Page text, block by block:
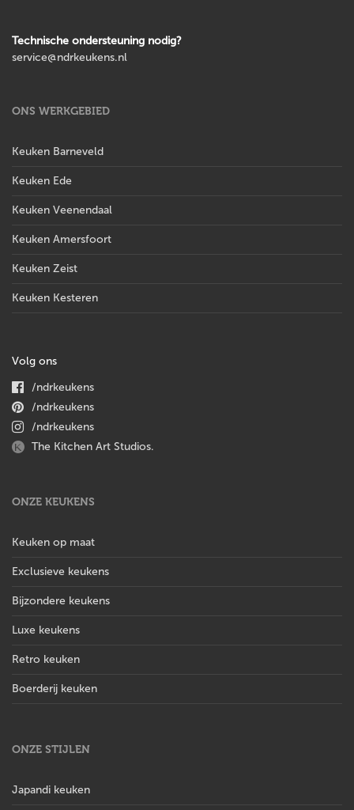
Technische ondersteuning nodig?
service@ndrkeukens.nl
ONS WERKGEBIED
Keuken Barneveld
Keuken Ede
Keuken Veenendaal
Keuken Amersfoort
Keuken Zeist
Keuken Kesteren
Volg ons
/ndrkeukens
/ndrkeukens
/ndrkeukens
The Kitchen Art Studios.
ONZE KEUKENS
Keuken op maat
Exclusieve keukens
Bijzondere keukens
Luxe keukens
Retro keuken
Boerderij keuken
ONZE STIJLEN
Japandi keuken